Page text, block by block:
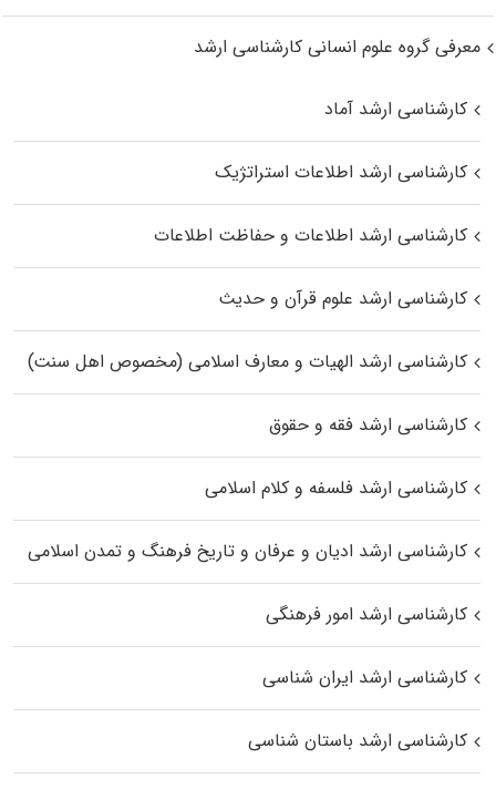
معرفی گروه علوم انسانی کارشناسی ارشد
کارشناسی ارشد آماد
کارشناسی ارشد اطلاعات استراتژیک
کارشناسی ارشد اطلاعات و حفاظت اطلاعات
کارشناسی ارشد علوم قرآن و حدیث
کارشناسی ارشد الهیات و معارف اسلامی (مخصوص اهل سنت)
کارشناسی ارشد فقه و حقوق
کارشناسی ارشد فلسفه و کلام اسلامی
کارشناسی ارشد ادیان و عرفان و تاریخ فرهنگ و تمدن اسلامی
کارشناسی ارشد امور فرهنگی
کارشناسی ارشد ایران شناسی
کارشناسی ارشد باستان شناسی